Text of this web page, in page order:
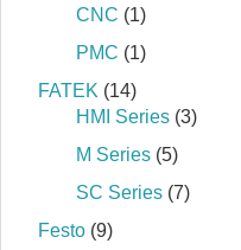
CNC (1)
PMC (1)
FATEK (14)
HMI Series (3)
M Series (5)
SC Series (7)
Festo (9)